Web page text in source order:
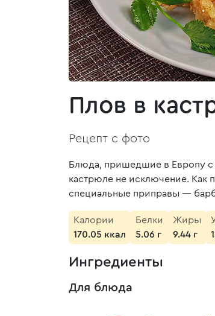
Плов в
Рецепт с фото
Блюда, пришедшие в Европу с
кастрюле не исключение. Как
специальные приправы —
Калории
170.05 ккал
Белки
5.06 г
Жиры
9.44 г
Ингредиенты
Для блюда